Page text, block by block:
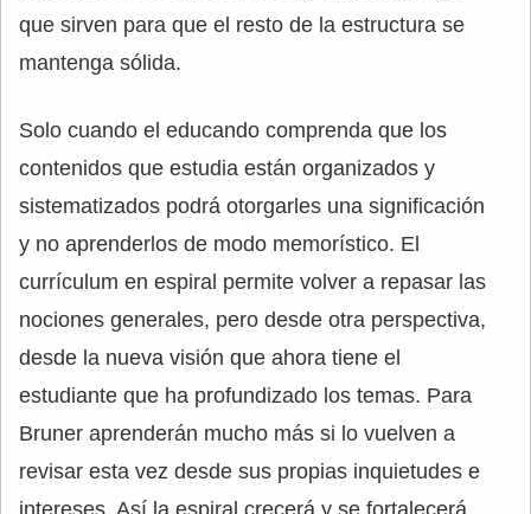
que sirven para que el resto de la estructura se
mantenga sólida.
Solo cuando el educando comprenda que los
contenidos que estudia están organizados y
sistematizados podrá otorgarles una significación
y no aprenderlos de modo memorístico. El
currículum en espiral permite volver a repasar las
nociones generales, pero desde otra perspectiva,
desde la nueva visión que ahora tiene el
estudiante que ha profundizado los temas. Para
Bruner aprenderán mucho más si lo vuelven a
revisar esta vez desde sus propias inquietudes e
intereses. Así la espiral crecerá y se fortalecerá,